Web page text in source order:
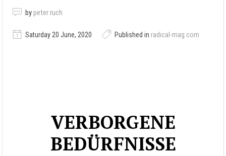
by peter ruch
Saturday 20 June, 2020 Published in radical-mag.com
VERBORGENE
BEDÜRFNISSE